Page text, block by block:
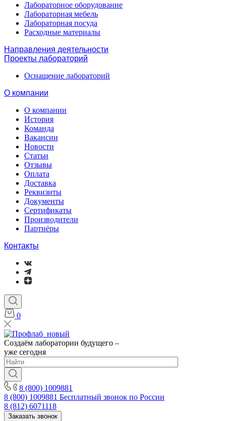
Лабораторное оборудование
Лабораторная мебель
Лабораторная посуда
Расходные материалы
Направления деятельности
Проекты лабораторий
Оснащение лабораторий
О компании
О компании
История
Команда
Вакансии
Новости
Статьи
Отзывы
Оплата
Доставка
Реквизиты
Документы
Сертификаты
Производители
Партнёры
Контакты
0
Создаём лаборатории будущего –
уже сегодня
8 (800) 1009881
8 (800) 1009881 Бесплатный звонок по России
8 (812) 6071118
Заказать звонок